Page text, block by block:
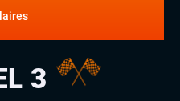
3